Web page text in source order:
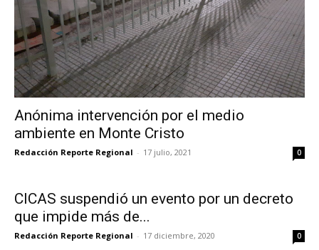
Anónima intervención por el medio
ambiente en Monte Cristo
Redacción Reporte Regional - 17 julio, 2021 0
CICAS suspendió un evento por un decreto
que impide más de...
Redacción Reporte Regional - 17 diciembre, 2020 0